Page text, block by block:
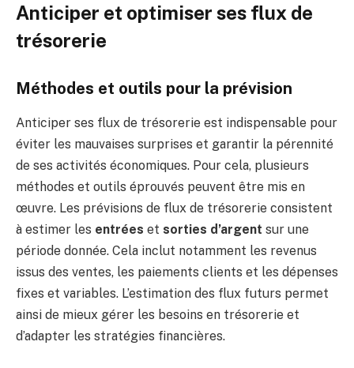
Anticiper et optimiser ses flux de
trésorerie
Méthodes et outils pour la prévision
Anticiper ses flux de trésorerie est indispensable pour
éviter les mauvaises surprises et garantir la pérennité
de ses activités économiques. Pour cela, plusieurs
méthodes et outils éprouvés peuvent être mis en
œuvre. Les prévisions de flux de trésorerie consistent
à estimer les entrées et sorties d’argent sur une
période donnée. Cela inclut notamment les revenus
issus des ventes, les paiements clients et les dépenses
fixes et variables. L’estimation des flux futurs permet
ainsi de mieux gérer les besoins en trésorerie et
d’adapter les stratégies financières.